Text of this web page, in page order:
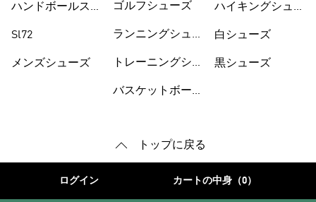
ハンドボールスペ
Sl72
メンズシューズ
ゴルフシューズ
ランニングシュー
トレーニングシュ
バスケットボール
ハイキングシュー
白シューズ
黒シューズ
トップに戻る
ログイン カートの中身（0）